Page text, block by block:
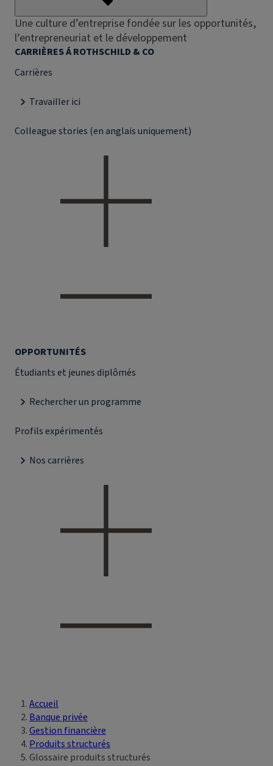
Une culture d’entreprise fondée sur les opportunités,
l’entrepreneuriat et le développement
CARRIÈRES Á ROTHSCHILD & CO
Carrières
Travailler ici
Colleague stories (en anglais uniquement)
OPPORTUNITÉS
Étudiants et jeunes diplômés
Rechercher un programme
Profils expérimentés
Nos carrières
Vous êtes ici
Accueil
Banque privée
Gestion financière
Produits structurés
Glossaire produits structurés